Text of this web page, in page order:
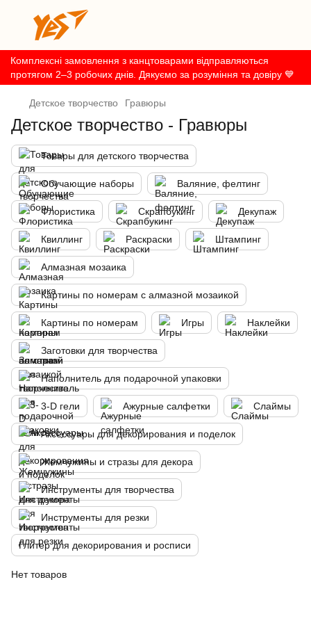
Комплексні замовлення з канцтоварами відправляються
протягом 2–3 робочих днів. Дякуємо за розуміння та довіру 💙
Детское творчество Гравюры
Детское творчество - Гравюры
Товары для детского творчества
Обучающие наборы Валяние, фелтинг
Флористика Скрапбукинг Декупаж
Квиллинг Раскраски Штампинг
Алмазная мозаика
Картины по номерам с алмазной мозаикой
Картины по номерам Игры Наклейки
Заготовки для творчества
Наполнитель для подарочной упаковки
3-D гели Ажурные салфетки Слаймы
Аксессуары для декорирования и поделок
Жемчужины и стразы для декора
Инструменты для творчества
Инструменты для резки
Глитер для декорирования и росписи
Нет товаров